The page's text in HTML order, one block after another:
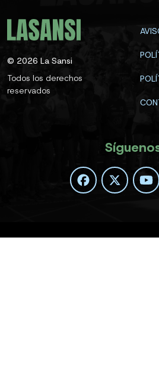
© 2026 La Sansi
Todos los derechos
reservados